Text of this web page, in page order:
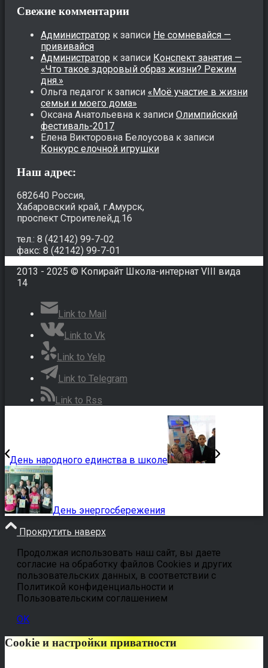
Свежие комментарии
Администратор к записи Не сомневайся —
прививайся
Администратор к записи Конспект занятия —
«Что такое здоровый образ жизни? Режим
дня.»
Ольга педагог к записи «Моё участие в жизни
семьи и моего дома»
Оксана Анатольевна к записи Олимпийский
фестиваль-2017
Елена Викторовна Белоусова к записи
Конкурс елочной игрушки
Наш адрес:
682640 Россия,
Хабаровский край, г.Амурск,
проспект Строителей,д.16
тел.: 8 (42142) 99-7-02
факс: 8 (42142) 99-7-01
2013 - 2025 © Копирайт Школа-интернат VIII вида
14
Link to Mail
Link to Vk
Link to Yelp
Link to Telegram
Link to Rss
День народного единства в школе
День энергосбережения
Прокрутить наверх
Продолжая использовать наш сайт, вы даете
согласие на обработку файлов Cookies и других
пользовательских данных, в соответствии с
Политикой конфиденциальности и
Пользовательским соглашением
OK
Cookie и настройки приватности